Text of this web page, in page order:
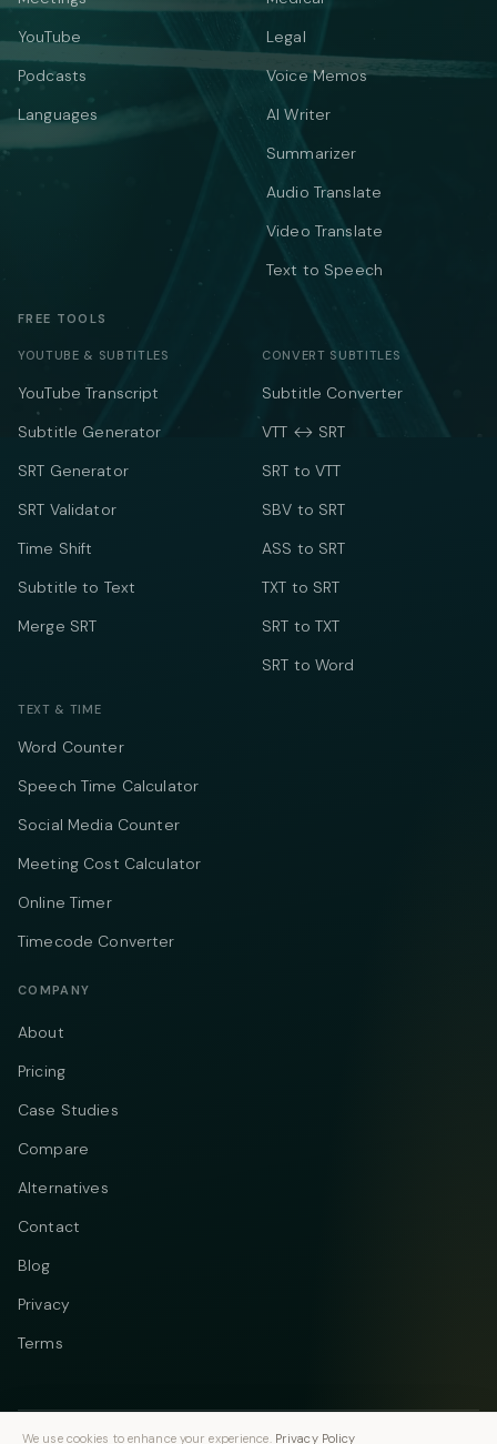
YouTube
Podcasts
Languages
Legal
Voice Memos
AI Writer
Summarizer
Audio Translate
Video Translate
Text to Speech
FREE TOOLS
YOUTUBE & SUBTITLES
YouTube Transcript
Subtitle Generator
SRT Generator
SRT Validator
Time Shift
Subtitle to Text
Merge SRT
CONVERT SUBTITLES
Subtitle Converter
VTT ↔ SRT
SRT to VTT
SBV to SRT
ASS to SRT
TXT to SRT
SRT to TXT
SRT to Word
TEXT & TIME
Word Counter
Speech Time Calculator
Social Media Counter
Meeting Cost Calculator
Online Timer
Timecode Converter
COMPANY
About
Pricing
Case Studies
Compare
Alternatives
Contact
Blog
Privacy
Terms
We use cookies to enhance your experience. Privacy Policy